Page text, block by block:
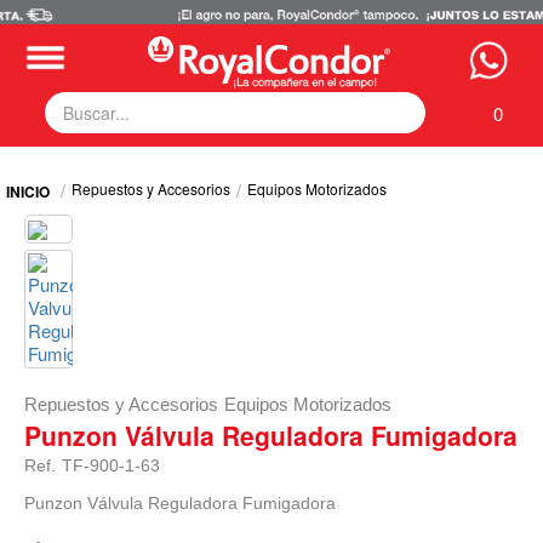
0
Fumigadoras
Equipos Motorizados
Respuestos y Accesorios
Tecnología de Aplicación
Zona Pecuaria
Zona Veterianaria
Repuestos y Accesorios Equipos Motorizados
Repuestos y Accesorios Equipos Motorizados
Punzon Válvula Reguladora Fumigadora
Ref. TF-900-1-63
Punzon Válvula Reguladora Fumigadora